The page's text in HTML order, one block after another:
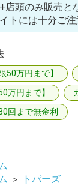
店頭のみ販売と
トには十分ご注
50万円まで】
万円まで】
回まで無金利
＞
トパーズ